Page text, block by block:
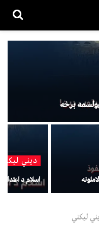
برخه
دیني لیکني
اسلام د
لیکني